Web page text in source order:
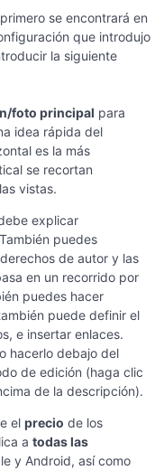
se encontrará en
que introdujo
la siguiente
foto principal para
idea rápida del
es la más
se recortan
vistas.
explicar
puedes
de autor y las
en un recorrido por
puedes hacer
puede definir el
e insertar enlaces.
hacerlo debajo del
de edición (haga clic
de la descripción).
el precio de los
a todas las
y Android, así como